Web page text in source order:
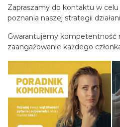
Zapraszamy do kontaktu w celu
poznania naszej strategii
Gwarantujemy kompetentność
zaangażowanie każdego